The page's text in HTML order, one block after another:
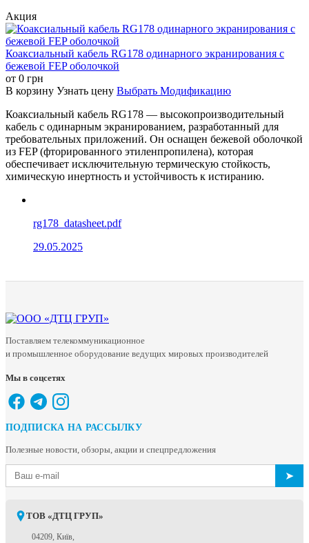
Акция
Коаксиальный кабель RG178 одинарного экранирования с
бежевой FEP оболочкой
от 0 грн
В корзину Узнать цену Выбрать Модификацию
Коаксиальный кабель RG178 — высокопроизводительный
кабель с одинарным экранированием, разработанный для
требовательных приложений. Он оснащен бежевой оболочкой
из FEP (фторированного этиленпропилена), которая
обеспечивает исключительную термическую стойкость,
химическую инертность и устойчивость к истиранию.
rg178_datasheet.pdf
29.05.2025
Поставляем телекоммуникационное
и промышленное оборудование ведущих мировых производителей
Мы в соцсетях
ПОДПИСКА НА РАССЫЛКУ
Полезные новости, обзоры, акции и спецпредложения
➤
ТОВ «ДТЦ ГРУП»
04209, Київ,